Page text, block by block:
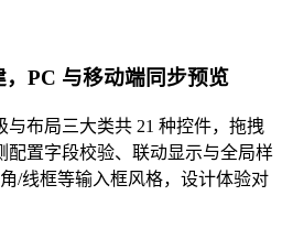
PC 与移动端同步预览
与布局三大类共 21 种控件，拖拽
配置字段校验、联动显示与全局样
/线框等输入框风格，设计体验对